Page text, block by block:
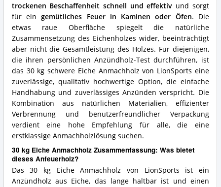
trockenen Beschaffenheit schnell und effektiv und sorgt
für eingemütliches Feuer in Kaminen oder Öfen. Die
etwas raue Oberfläche spiegelt die natürliche
Zusammensetzung des Eichenholzes wider, beeinträchtigt
aber nicht die Gesamtleistung des Holzes. Für diejenigen,
die ihren persönlichen Anzündholz-Test durchführen, ist
das 30 kg schwere Eiche Anmachholz von LionSports eine
zuverlässige, qualitativ hochwertige Option, die einfache
Handhabung und zuverlässiges Anzünden verspricht. Die
Kombination aus natürlichen Materialien, effizienter
Verbrennung und benutzerfreundlicher Verpackung
verdient eine hohe Empfehlung für alle, die eine
erstklassige Anmachholzlösung suchen.
30 kg Eiche Anmachholz Zusammenfassung: Was bietet
dieses Anfeuerholz?
Das 30 kg Eiche Anmachholz von LionSports ist ein
Anzündholz aus Eiche, das lange haltbar ist und einen